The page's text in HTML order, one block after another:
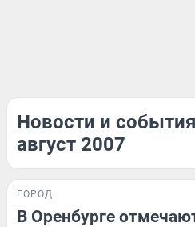
Новости и
август 2007
ГОРОД
В Оренбурге